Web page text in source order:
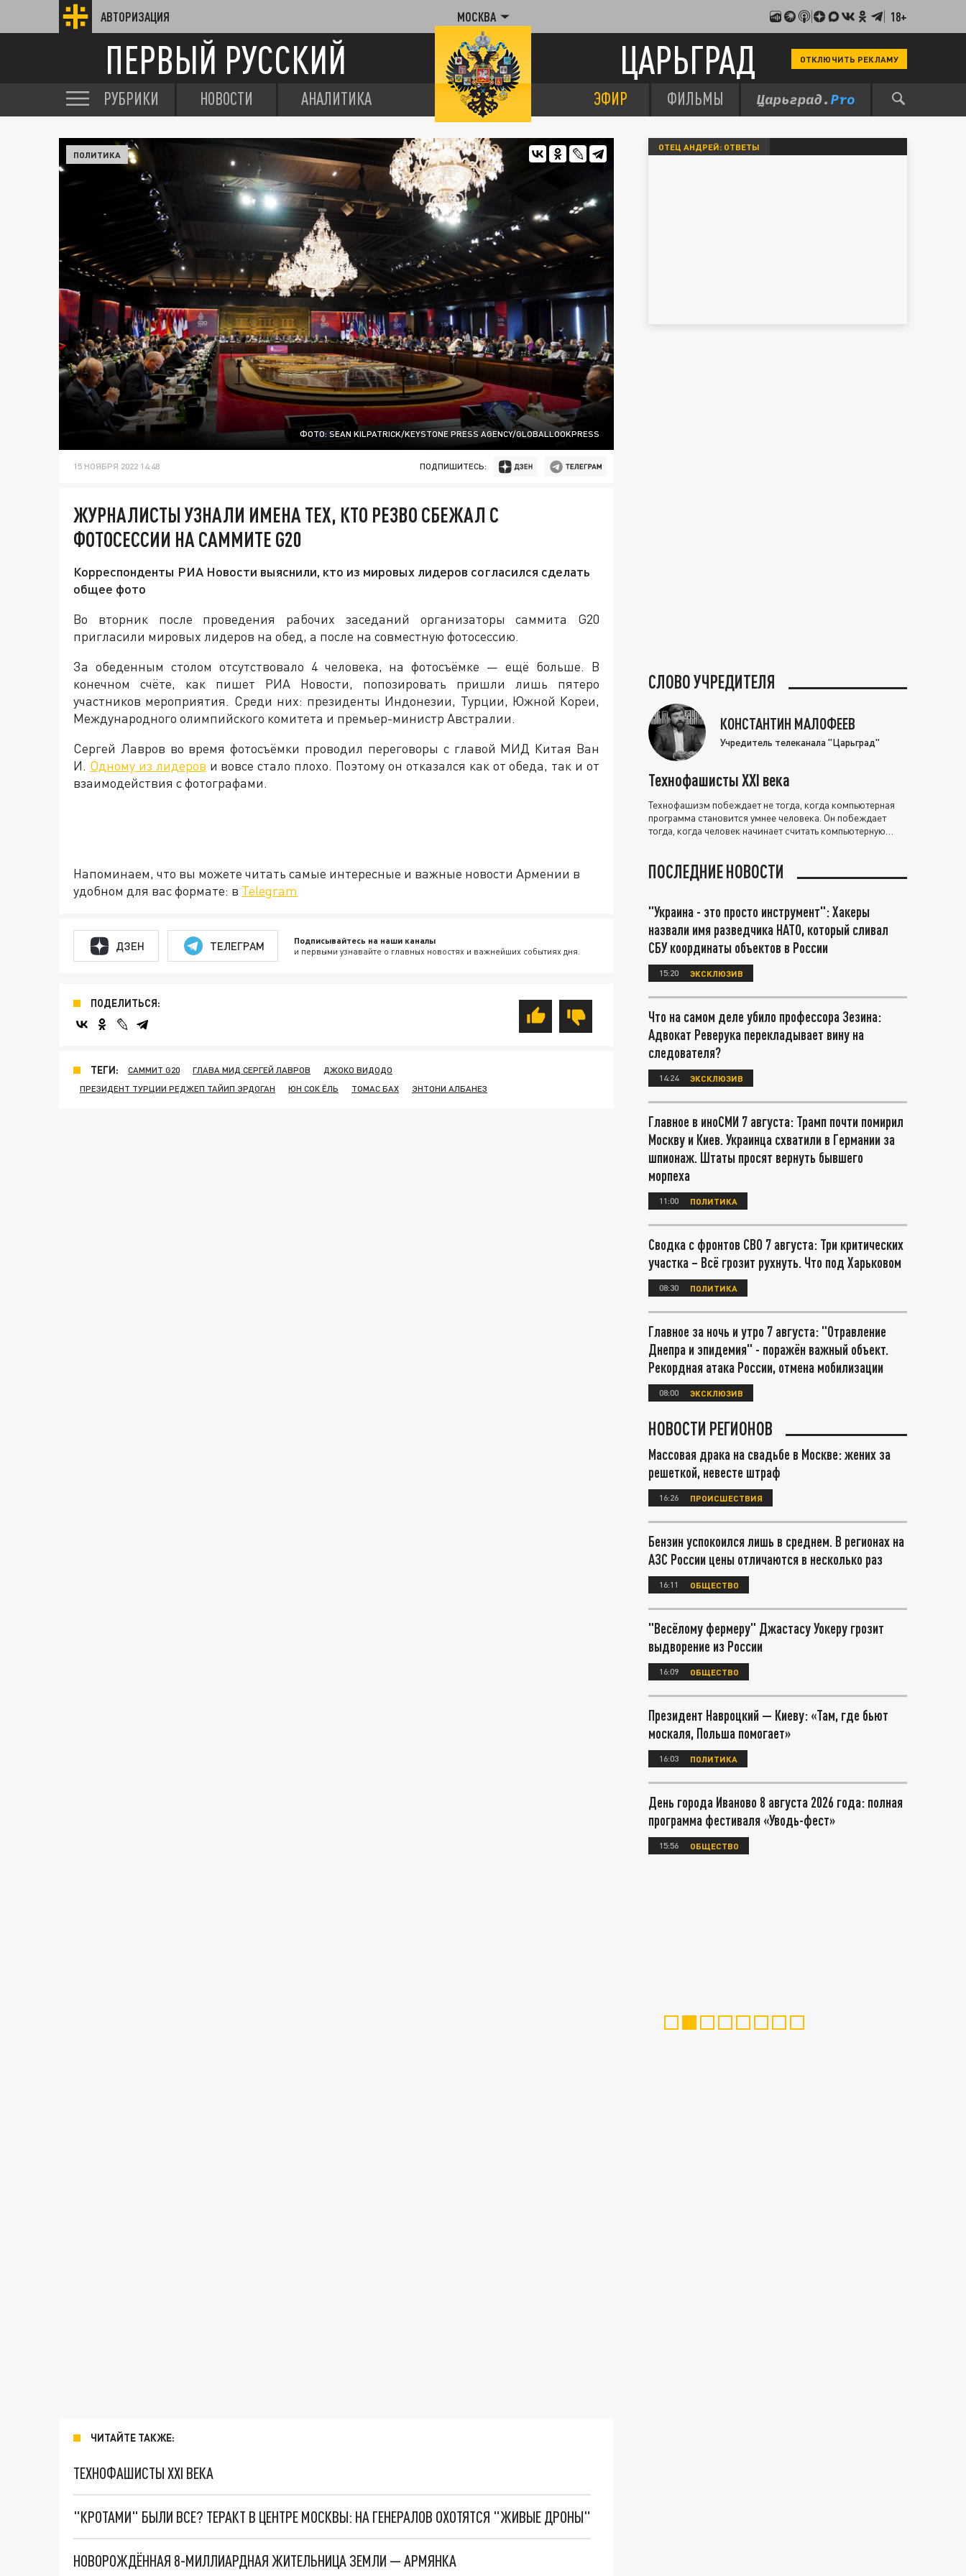
АВТОРИЗАЦИЯ МОСКВА 18+
ПЕРВЫЙ РУССКИЙ ЦАРЬГРАД ОТКЛЮЧИТЬ РЕКЛАМУ
РУБРИКИ НОВОСТИ АНАЛИТИКА ЭФИР ФИЛЬМЫ
ФОТО: SEAN KILPATRICK/KEYSTONE PRESS AGENCY/GLOBALLOOKPRESS
ПОЛИТИКА
15 НОЯБРЯ 2022 14:48 ПОДПИШИТЕСЬ:
ЖУРНАЛИСТЫ УЗНАЛИ ИМЕНА ТЕХ, КТО РЕЗВО СБЕЖАЛ С
ФОТОСЕССИИ НА САММИТЕ G20
Корреспонденты РИА Новости выяснили, кто из мировых лидеров согласился сделать
общее фото
Во вторник после проведения рабочих заседаний организаторы саммита G20
пригласили мировых лидеров на обед, а после на совместную фотосессию.
За обеденным столом отсутствовало 4 человека, на фотосъёмке — ещё больше. В
конечном счёте, как пишет РИА Новости, попозировать пришли лишь пятеро
участников мероприятия. Среди них: президенты Индонезии, Турции, Южной Кореи,
Международного олимпийского комитета и премьер-министр Австралии.
Сергей Лавров во время фотосъёмки проводил переговоры с главой МИД Китая Ван
И. Одному из лидеров и вовсе стало плохо. Поэтому он отказался как от обеда, так и от
взаимодействия с фотографами.
Напоминаем, что вы можете читать самые интересные и важные новости Армении в
удобном для вас формате: в Telegram
ДЗЕН ТЕЛЕГРАМ Подписывайтесь на наши каналы
и первыми узнавайте о главных новостях и важнейших событиях дня.
ПОДЕЛИТЬСЯ:
ТЕГИ: САММИТ G20 ГЛАВА МИД СЕРГЕЙ ЛАВРОВ
ДЖОКО ВИДОДО
ПРЕЗИДЕНТ ТУРЦИИ РЕДЖЕП ТАЙИП ЭРДОГАН
ЮН СОК ЁЛЬ ТОМАС БАХ ЭНТОНИ АЛБАНЕЗ
ЧИТАЙТЕ ТАКЖЕ:
ТЕХНОФАШИСТЫ XXI ВЕКА
"КРОТАМИ" БЫЛИ ВСЕ? ТЕРАКТ В ЦЕНТРЕ МОСКВЫ: НА ГЕНЕРАЛОВ ОХОТЯТСЯ "ЖИВЫЕ ДРОНЫ"
НОВОРОЖДЁННАЯ 8-МИЛЛИАРДНАЯ ЖИТЕЛЬНИЦА ЗЕМЛИ — АРМЯНКА
ОТЕЦ АНДРЕЙ: ОТВЕТЫ
СЛОВО УЧРЕДИТЕЛЯ
КОНСТАНТИН МАЛОФЕЕВ
Учредитель телеканала "Царьград"
Технофашисты XXI века
Технофашизм побеждает не тогда, когда компьютерная
программа становится умнее человека. Он побеждает
тогда, когда человек начинает считать компьютерную
ПОСЛЕДНИЕ НОВОСТИ
"Украина - это просто инструмент": Хакеры
назвали имя разведчика НАТО, который сливал
СБУ координаты объектов в России
15:20 ЭКСКЛЮЗИВ
Что на самом деле убило профессора Зезина:
Адвокат Реверука перекладывает вину на
следователя?
14:24 ЭКСКЛЮЗИВ
Главное в иноСМИ 7 августа: Трамп почти помирил
Москву и Киев. Украинца схватили в Германии за
шпионаж. Штаты просят вернуть бывшего
морпеха
11:00 ПОЛИТИКА
Сводка с фронтов СВО 7 августа: Три критических
участка – Всё грозит рухнуть. Что под Харьковом
08:30 ПОЛИТИКА
Главное за ночь и утро 7 августа: "Отравление
Днепра и эпидемия" - поражён важный объект.
Рекордная атака России, отмена мобилизации
08:00 ЭКСКЛЮЗИВ
НОВОСТИ РЕГИОНОВ
Массовая драка на свадьбе в Москве: жених за
решеткой, невесте штраф
16:26 ПРОИСШЕСТВИЯ
Бензин успокоился лишь в среднем. В регионах на
АЗС России цены отличаются в несколько раз
16:11 ОБЩЕСТВО
"Весёлому фермеру" Джастасу Уокеру грозит
выдворение из России
16:09 ОБЩЕСТВО
Президент Навроцкий — Киеву: «Там, где бьют
москаля, Польша помогает»
16:03 ПОЛИТИКА
День города Иваново 8 августа 2026 года: полная
программа фестиваля «Уводь-фест»
15:56 ОБЩЕСТВО